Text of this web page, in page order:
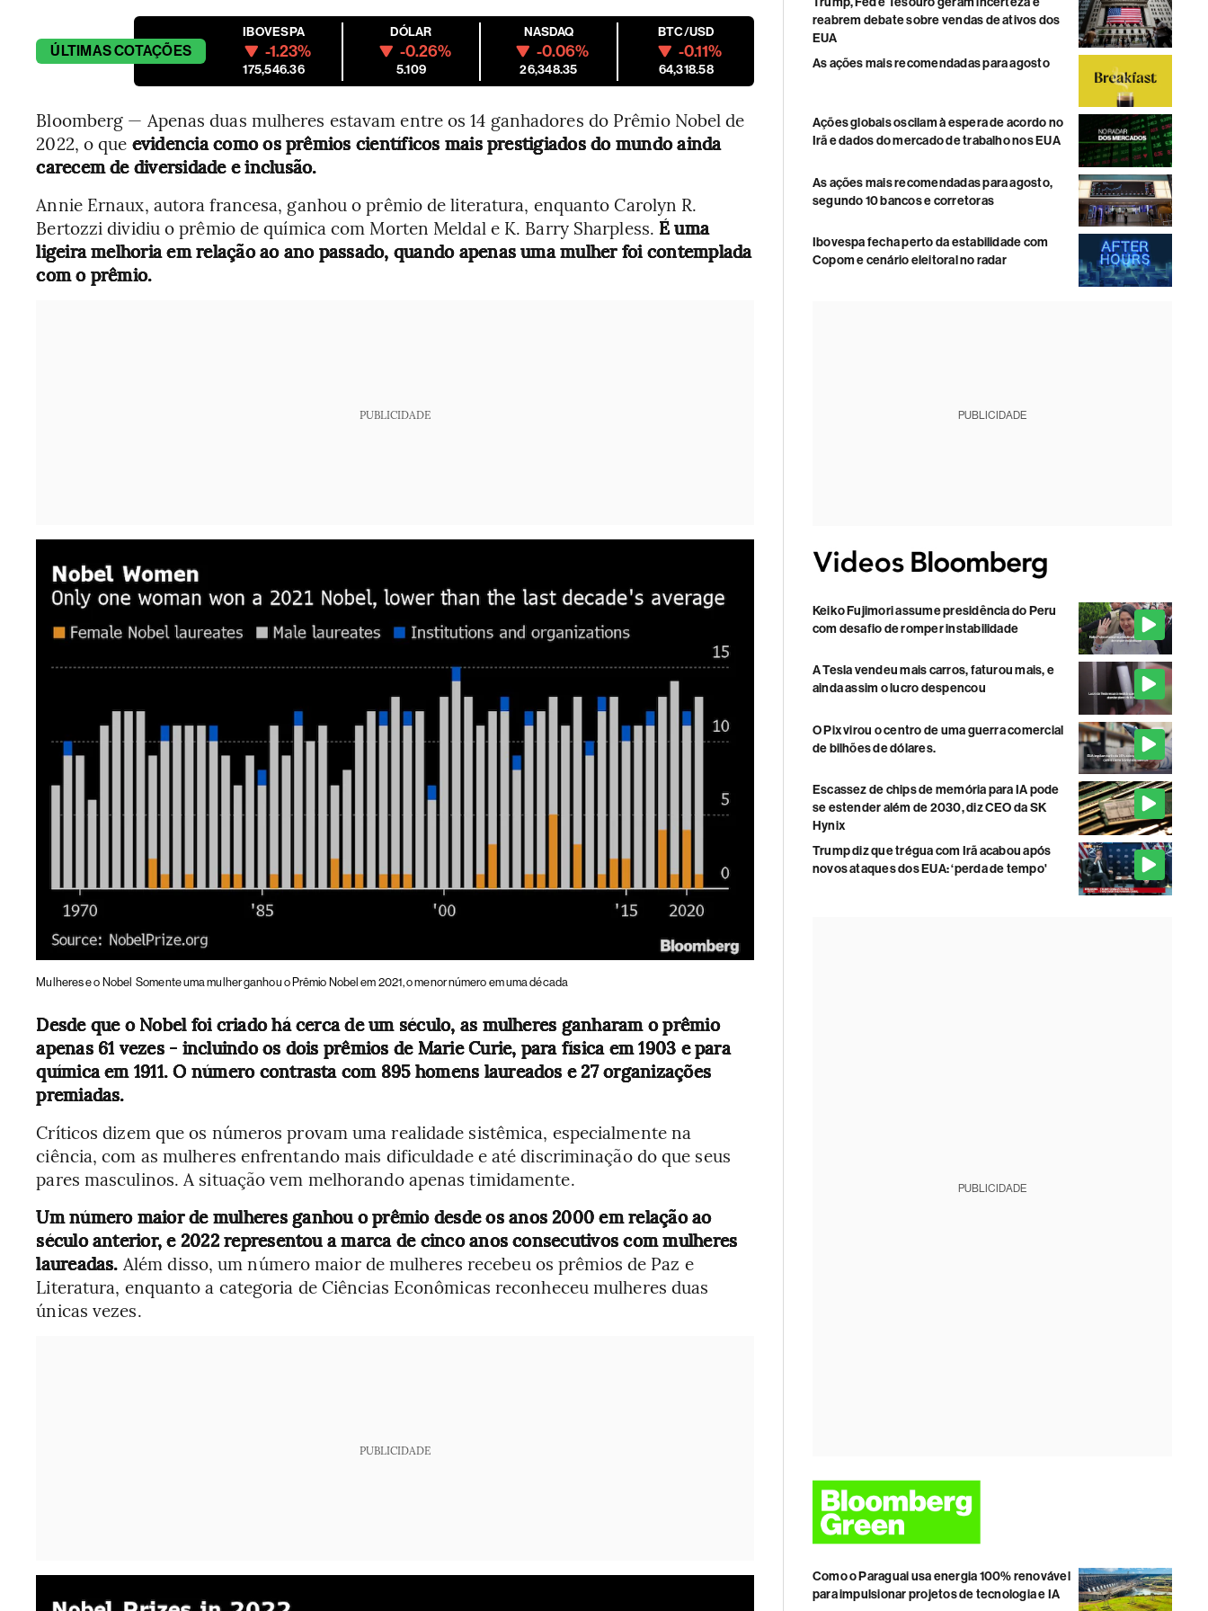
ÚLTIMASCOTAÇÕES
IBOVESPA
-1.23%
175,546.36
DÓLAR
-0.26%
5.109
NASDAQ
-0.06%
26,348.35
BTC/USD
-0.11%
64,318.58
Bloomberg — Apenas duas mulheres estavam entre os 14 ganhadores do Prêmio Nobel de
2022, o que evidencia como os prêmios científicos mais prestigiados do mundo ainda
carecem de diversidade e inclusão.
Annie Ernaux, autora francesa, ganhou o prêmio de literatura, enquanto Carolyn R.
Bertozzi dividiu o prêmio de química com Morten Meldal e K. Barry Sharpless. É uma
ligeira melhoria em relação ao ano passado, quando apenas uma mulher foi contemplada
com o prêmio.
PUBLICIDADE
Mulheres e o Nobel Somente uma mulher ganhou o Prêmio Nobel em 2021, o menor número em uma década
Desde que o Nobel foi criado há cerca de um século, as mulheres ganharam o prêmio
apenas 61 vezes - incluindo os dois prêmios de Marie Curie, para física em 1903 e para
química em 1911. O número contrasta com 895 homens laureados e 27 organizações
premiadas.
Críticos dizem que os números provam uma realidade sistêmica, especialmente na
ciência, com as mulheres enfrentando mais dificuldade e até discriminação do que seus
pares masculinos. A situação vem melhorando apenas timidamente.
Um número maior de mulheres ganhou o prêmio desde os anos 2000 em relação ao
século anterior, e 2022 representou a marca de cinco anos consecutivos com mulheres
laureadas. Além disso, um número maior de mulheres recebeu os prêmios de Paz e
Literatura, enquanto a categoria de Ciências Econômicas reconheceu mulheres duas
únicas vezes.
PUBLICIDADE
reabrem debate sobre vendas de ativos dos
EUA
As ações mais recomendadas para agosto
Ações globais oscilam à espera de acordo no
Irã e dados do mercado de trabalho nos EUA
As ações mais recomendadas para agosto,
segundo 10 bancos e corretoras
Ibovespa fecha perto da estabilidade com
Copom e cenário eleitoral no radar
PUBLICIDADE
Keiko Fujimori assume presidência do Peru
com desafio de romper instabilidade
A Tesla vendeu mais carros, faturou mais, e
ainda assim o lucro despencou
O Pix virou o centro de uma guerra comercial
de bilhões de dólares.
Escassez de chips de memória para IA pode
se estender além de 2030, diz CEO da SK
Hynix
Trump diz que trégua com Irã acabou após
novos ataques dos EUA: ‘perda de tempo'
PUBLICIDADE
Como o Paraguai usa energia 100% renovável
para impulsionar projetos de tecnologia e IA